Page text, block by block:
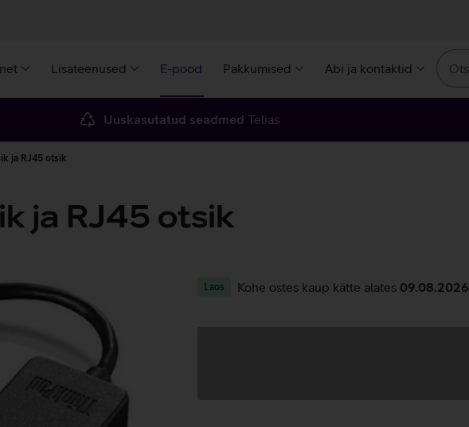
Lisateenused E-pood Pakkumised Abi ja kontaktid
Uuskasutatud seadmed Telias
ja RJ45 otsik
ja RJ45 otsik
Laos Kohe ostes kaup kätte alates 09.08.2026